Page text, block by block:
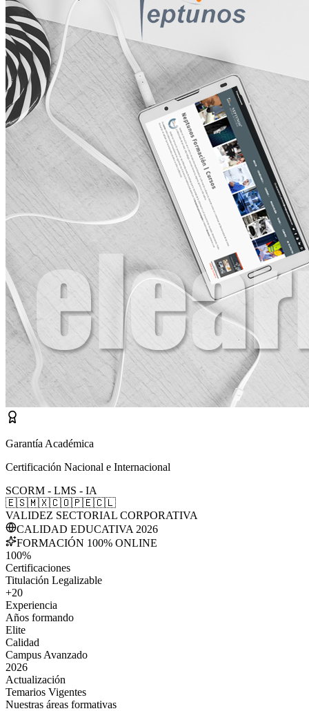
Garantía Académica
Certificación Nacional e Internacional
SCORM - LMS - IA
🇪🇸🇲🇽🇨🇴🇵🇪🇨🇱
VALIDEZ SECTORIAL CORPORATIVA
CALIDAD EDUCATIVA 2026
FORMACIÓN 100% ONLINE
100%
Certificaciones
Titulación Legalizable
+20
Experiencia
Años formando
Elite
Calidad
Campus Avanzado
2026
Actualización
Temarios Vigentes
Nuestras áreas formativas